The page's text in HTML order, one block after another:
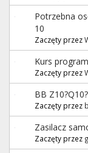
Potrzebna
10
Zaczęty przez
Kurs
Zaczęty przez
BB
Zaczęty przez
Zasilacz
Zaczęty przez